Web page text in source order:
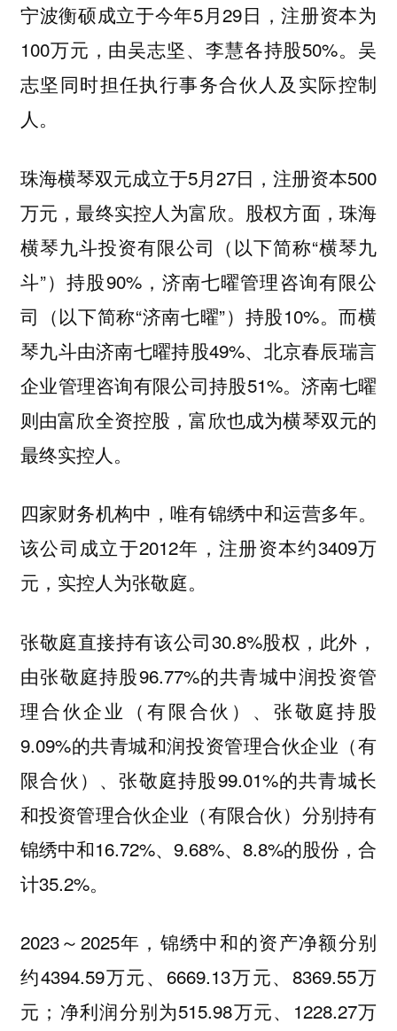
宁波衡硕成立于今年5月29日，注册资本为
100万元，由吴志坚、李慧各持股50%。吴
志坚同时担任执行事务合伙人及实际控制
人。
珠海横琴双元成立于5月27日，注册资本500
万元，最终实控人为富欣。股权方面，珠海
横琴九斗投资有限公司（以下简称“横琴九
斗”）持股90%，济南七曜管理咨询有限公
司（以下简称“济南七曜”）持股10%。而横
琴九斗由济南七曜持股49%、北京春辰瑞言
企业管理咨询有限公司持股51%。济南七曜
则由富欣全资控股，富欣也成为横琴双元的
最终实控人。
四家财务机构中，唯有锦绣中和运营多年。
该公司成立于2012年，注册资本约3409万
元，实控人为张敬庭。
张敬庭直接持有该公司30.8%股权，此外，
由张敬庭持股96.77%的共青城中润投资管
理合伙企业（有限合伙）、张敬庭持股
9.09%的共青城和润投资管理合伙企业（有
限合伙）、张敬庭持股99.01%的共青城长
和投资管理合伙企业（有限合伙）分别持有
锦绣中和16.72%、9.68%、8.8%的股份，合
计35.2%。
2023～2025年，锦绣中和的资产净额分别
约4394.59万元、6669.13万元、8369.55万
元；净利润分别为515.98万元、1228.27万